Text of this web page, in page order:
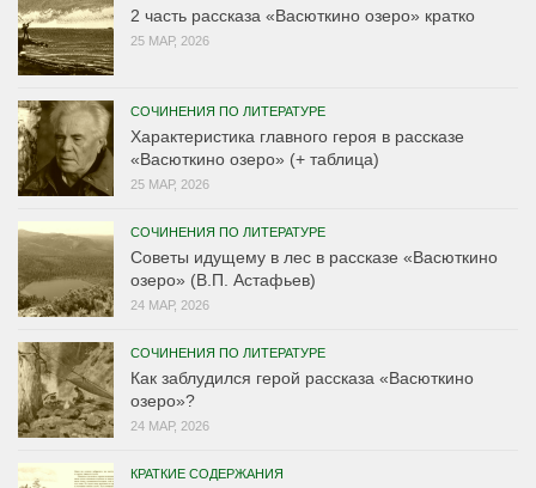
2 часть рассказа «Васюткино озеро» кратко
25 МАР, 2026
СОЧИНЕНИЯ ПО ЛИТЕРАТУРЕ
Характеристика главного героя в рассказе
«Васюткино озеро» (+ таблица)
25 МАР, 2026
СОЧИНЕНИЯ ПО ЛИТЕРАТУРЕ
Советы идущему в лес в рассказе «Васюткино
озеро» (В.П. Астафьев)
24 МАР, 2026
СОЧИНЕНИЯ ПО ЛИТЕРАТУРЕ
Как заблудился герой рассказа «Васюткино
озеро»?
24 МАР, 2026
КРАТКИЕ СОДЕРЖАНИЯ